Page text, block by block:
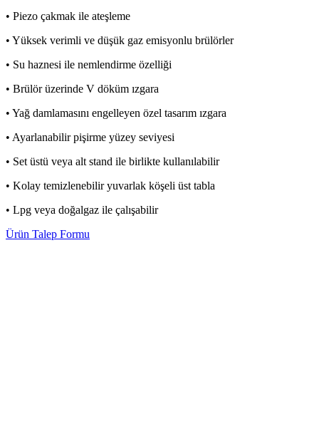
• Piezo çakmak ile ateşleme
• Yüksek verimli ve düşük gaz emisyonlu brülörler
• Su haznesi ile nemlendirme özelliği
• Brülör üzerinde V döküm ızgara
• Yağ damlamasını engelleyen özel tasarım ızgara
• Ayarlanabilir pişirme yüzey seviyesi
• Set üstü veya alt stand ile birlikte kullanılabilir
• Kolay temizlenebilir yuvarlak köşeli üst tabla
• Lpg veya doğalgaz ile çalışabilir
Ürün Talep Formu